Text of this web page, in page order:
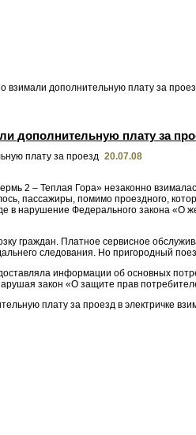
взимали дополнительную плату за
дополнительную плату за
20.07.08
2 – Теплая Гора» незаконно
пассажиры, помимо проездного,
в нарушение Федерального закона «О
граждан. Платное сервисное
следования. Но пригородный
информации об основных
закон «О защите прав
плату за проезд в электричке